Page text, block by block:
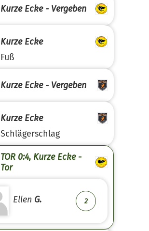
Kurze Ecke - Vergeben
Kurze Ecke
Fuß
Kurze Ecke - Vergeben
Kurze Ecke
Schlägerschlag
TOR 0:4, Kurze Ecke -
Tor
Ellen G. 2